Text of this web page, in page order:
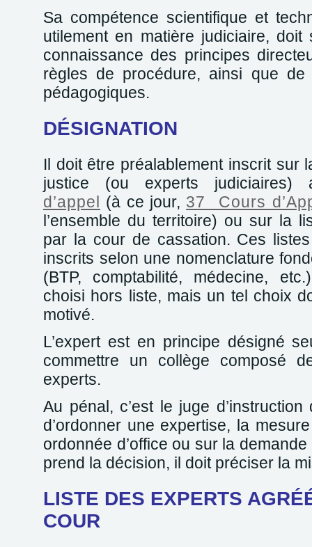
Sa compétence scientifique et
utilement en matière judiciaire, doit
connaissance des principes
règles de procédure, ainsi que de
pédagogiques.
DÉSIGNATION
Il doit être préalablement inscrit sur
justice (ou experts judiciaires)
d’appel (à ce jour, 37 Cours
l’ensemble du territoire) ou sur la
par la cour de cassation. Ces
inscrits selon une nomenclature
(BTP, comptabilité, médecine,
choisi hors liste, mais un tel choix
motivé.
L’expert est en principe désigné
commettre un collège composé
experts.
Au pénal, c’est le juge
d’ordonner une expertise, la
ordonnée d’office ou sur la demande
prend la décision, il doit préciser la
LISTE DES EXPERTS
COUR